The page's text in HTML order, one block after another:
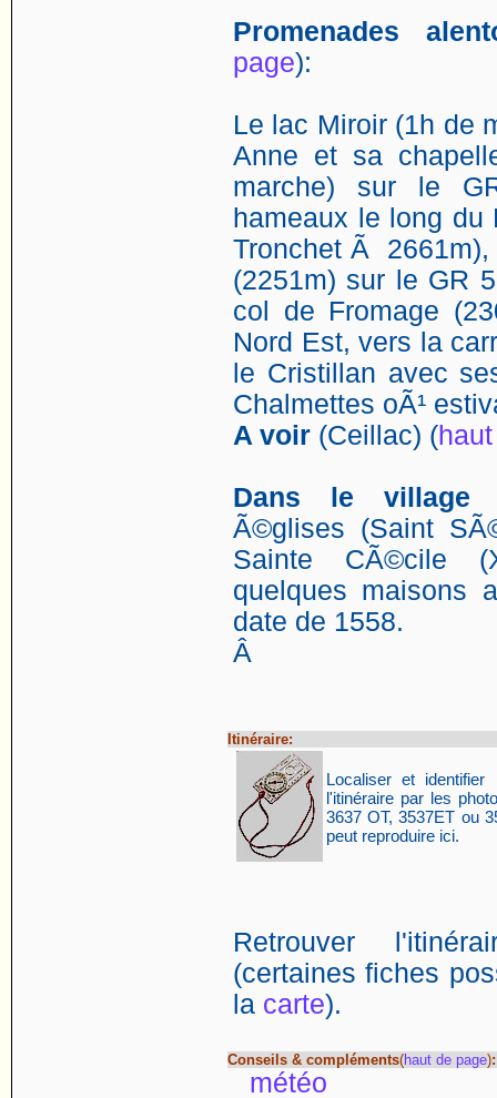
Promenades
page):
Le lac Miroir (1h de
Anne et sa
marche) sur le
hameaux le long
Tronchet Ã
(2251m) sur le GR
col de Fromage
Nord Est, vers la
le Cristillan avec
Chalmettes oÃ¹
A voir (Ceillac) (
Dans le village
Ã©glises (Saint
Sainte CÃ©cile
quelques maisons
date de 1558.
Â
Itinéraire:
Localiser et identifier
l'itinéraire par les
3637 OT, 3537ET ou
peut reproduire ici.
Retrouver
(certaines fiches
la carte).
Conseils & compléments(haut de page):
météo